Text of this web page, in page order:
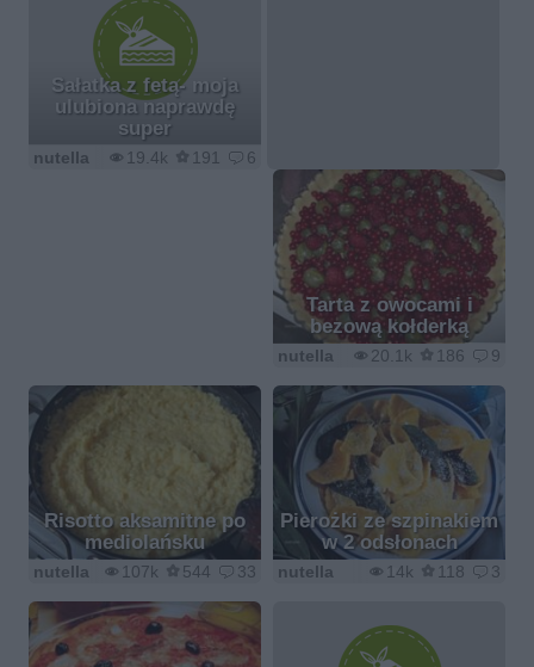
Sałatka z fetą- moja
ulubiona naprawdę
super
19.4k 191 6
nutella
Tarta z owocami i
bezową kołderką
20.1k 186 9
nutella
Risotto aksamitne po
mediolańsku
107k 544 33
nutella
Pierożki ze szpinakiem
w 2 odsłonach
14k 118 3
nutella